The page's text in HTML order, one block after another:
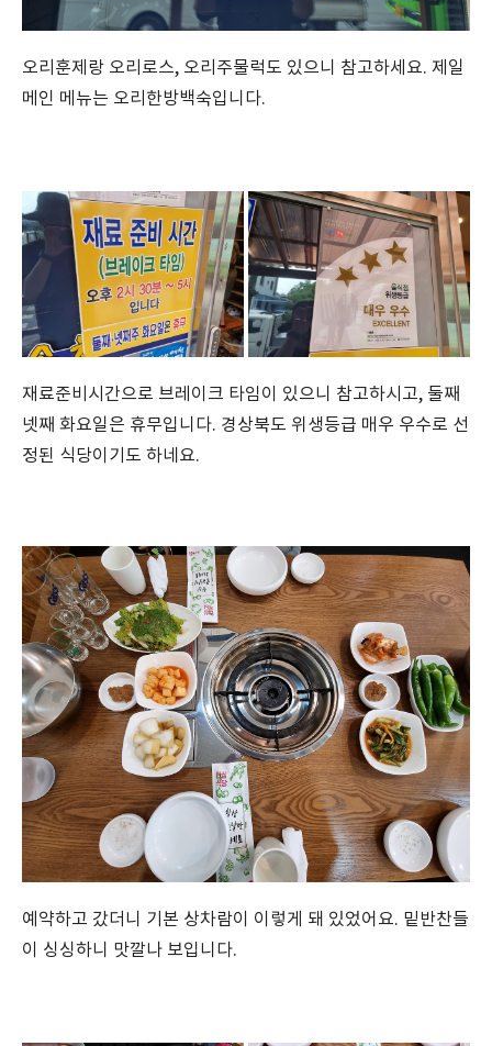
오리훈제랑 오리로스, 오리주물럭도 있으니 참고하세요. 제일
메인 메뉴는 오리한방백숙입니다.
재료준비시간으로 브레이크 타임이 있으니 참고하시고, 둘째
넷째 화요일은 휴무입니다. 경상북도 위생등급 매우 우수로 선
정된 식당이기도 하네요.
예약하고 갔더니 기본 상차람이 이렇게 돼 있었어요. 밑반찬들
이 싱싱하니 맛깔나 보입니다.